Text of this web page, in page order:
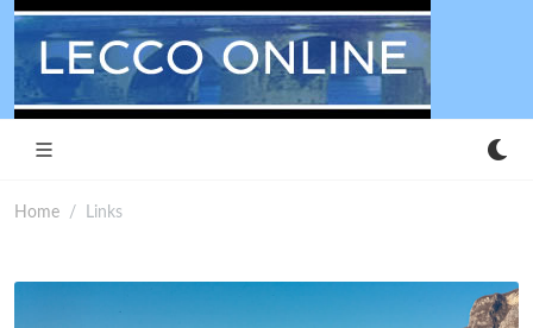
Home Links